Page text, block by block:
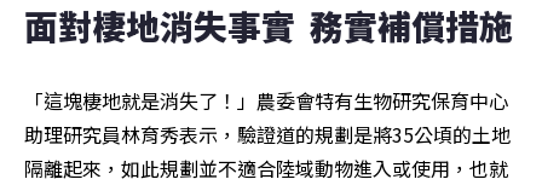
面對棲地消失事實  務實補償措施
「這塊棲地就是消失了！」農委會特有生物研究保育中心
助理研究員林育秀表示，驗證道的規劃是將35公頃的土地
隔離起來，如此規劃並不適合陸域動物進入或使用，也就